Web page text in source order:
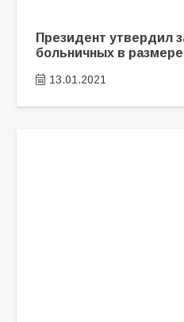
Президент утвердил
больничных в
13.01.2021